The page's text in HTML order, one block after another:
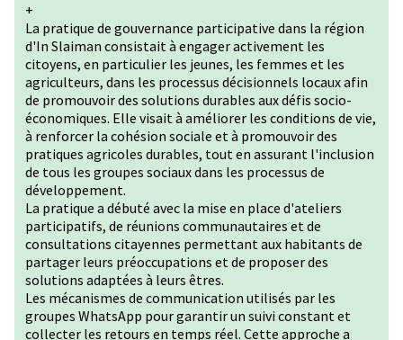
+
La pratique de gouvernance participative dans la région
d'In Slaiman consistait à engager activement les
citoyens, en particulier les jeunes, les femmes et les
agriculteurs, dans les processus décisionnels locaux afin
de promouvoir des solutions durables aux défis socio-
économiques. Elle visait à améliorer les conditions de vie,
à renforcer la cohésion sociale et à promouvoir des
pratiques agricoles durables, tout en assurant l'inclusion
de tous les groupes sociaux dans les processus de
développement.
La pratique a débuté avec la mise en place d'ateliers
participatifs, de réunions communautaires et de
consultations citayennes permettant aux habitants de
partager leurs préoccupations et de proposer des
solutions adaptées à leurs êtres.
Les mécanismes de communication utilisés par les
groupes WhatsApp pour garantir un suivi constant et
collecter les retours en temps réel. Cette approche a